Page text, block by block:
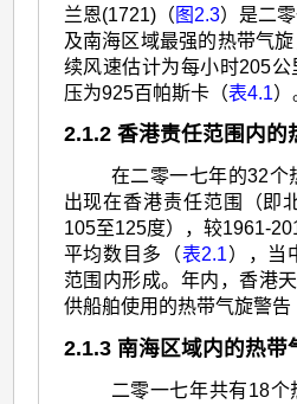
兰恩(1721)（ 图2.3）是二
及南海区域最强的热带气
续风速估计为每小时205
压为925百帕斯卡（表4.1）
2.1.2 香港责任范围内的
在二零一七年的32个
出现在香港责任范围（即
105至125度），较1961-
平均数目多（表2.1），当
范围内形成。年内，香港
供船舶使用的热带气旋警告
2.1.3 南海区域内的热带
二零一七年共有18